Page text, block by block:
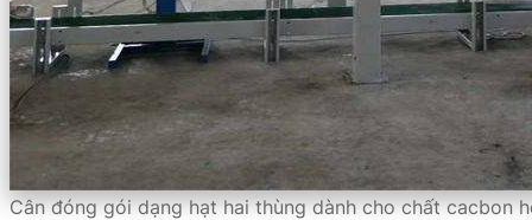
Cân đóng gói dạng hạt hai thùng dành cho chất cacbon